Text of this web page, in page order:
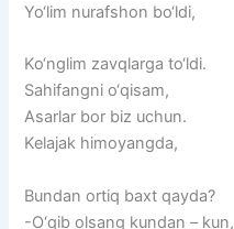
Yo‘lim nurafshon bo‘ldi,
Ko‘nglim zavqlarga to‘ldi.
Sahifangni o‘qisam,
Asarlar bor biz uchun.
Kelajak himoyangda,
Bundan ortiq baxt qayda?
-O‘qib olsang kundan – kun,